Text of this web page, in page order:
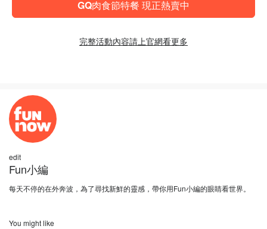
GQ肉食節特餐 現正熱賣中
完整活動內容請上官網看更多
edit
Fun小編
每天不停的在外奔波，為了尋找新鮮的靈感，帶你用Fun小編的眼睛看世界。
You might like